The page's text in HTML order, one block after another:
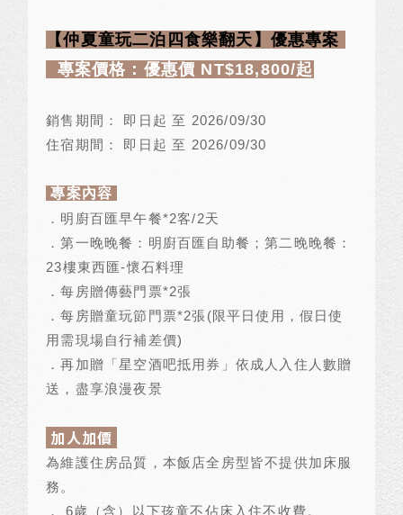
【仲夏童玩二泊四食樂翻天】優惠專案
專案價格：優惠價 NT$18,800/起
銷售期間： 即日起 至 2026/09/30
住宿期間： 即日起 至 2026/09/30
專案內容
．明廚百匯早午餐*2客/2天
．第一晚晚餐：明廚百匯自助餐；第二晚晚餐：
23樓東西匯-懷石料理
．每房贈傳藝門票*2張
．每房贈童玩節門票*2張 (限平日使用，假日使
用需現場自行補差價)
．再加贈「星空酒吧抵用券」依成人入住人數贈
送，盡享浪漫夜景
加人加價
為維護住房品質，本飯店全房型皆不提供加床服
務。
．
6歲（含）以下孩童不佔床入住不收費。